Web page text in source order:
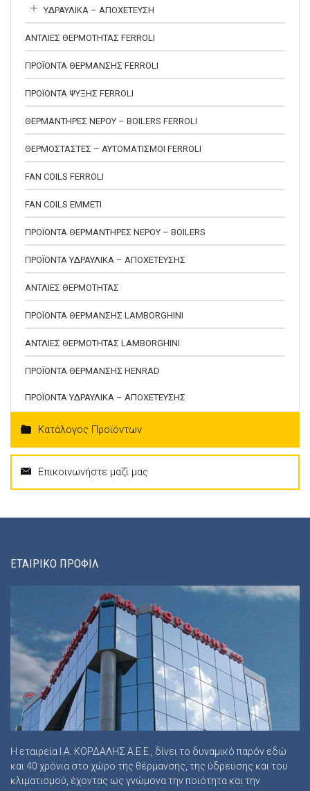
ΥΔΡΑΥΛΙΚΑ – ΑΠΟΧΕΤΕΥΣΗ
ΑΝΤΛΙΕΣ ΘΕΡΜΟΤΗΤΑΣ FERROLI
ΠΡΟΪΟΝΤΑ ΘΕΡΜΑΝΣΗΣ FERROLI
ΠΡΟΪΟΝΤΑ ΨΥΞΗΣ FERROLI
ΘΕΡΜΑΝΤΗΡΕΣ ΝΕΡΟΥ – BOILERS FERROLI
ΘΕΡΜΟΣΤΑΣΤΕΣ – ΑΥΤΟΜΑΤΙΣΜΟΙ FERROLI
FAN COILS FERROLI
FAN COILS EMMETI
ΠΡΟΪΟΝΤΑ ΘΕΡΜΑΝΤΗΡΕΣ ΝΕΡΟΥ – BOILERS
ΠΡΟΪΟΝΤΑ ΥΔΡΑΥΛΙΚΑ – ΑΠΟΧΕΤΕΥΣΗΣ
ΑΝΤΛΙΕΣ ΘΕΡΜΟΤΗΤΑΣ
ΠΡΟΪΟΝΤΑ ΘΕΡΜΑΝΣΗΣ LAMBORGHINI
ΑΝΤΛΙΕΣ ΘΕΡΜΟΤΗΤΑΣ LAMBORGHINI
ΠΡΟΪΟΝΤΑ ΘΕΡΜΑΝΣΗΣ HENRAD
ΠΡΟΪΟΝΤΑ ΥΔΡΑΥΛΙΚΑ – ΑΠΟΧΕΤΕΥΣΗΣ
Κατάλογος Προϊόντων
Επικοινωνήστε μαζί μας
ΕΤΑΙΡΙΚΟ ΠΡΟΦΙΛ
Η εταιρεία Ι.Α. ΚΟΡΔΑΛΗΣ Α.Ε.Ε., δίνει το δυναμικό παρόν εδώ
και 40 χρόνια στο χώρο της θέρμανσης, της ύδρευσης και του
κλιματισμού, έχοντας ως γνώμονα την ποιότητα και την